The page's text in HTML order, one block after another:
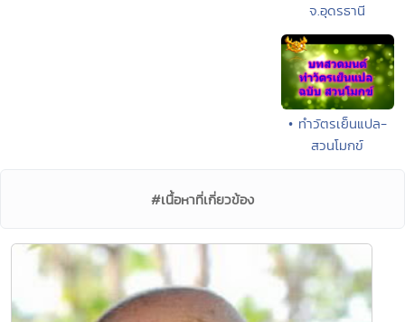
จ.อุดรธานี
• ทำวัตรเย็นแปล-
สวนโมกข์
#เนื้อหาที่เกี่ยวข้อง